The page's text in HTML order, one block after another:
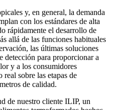
y, en general, la demanda
con los estándares de alta
rápidamente el desarrollo de
allá de las funciones habituales
las últimas soluciones
detección para proporcionar a
y a los consumidores
sobre las etapas de
de calidad.
de nuestro cliente ILIP, un